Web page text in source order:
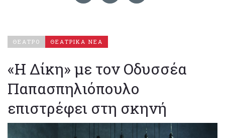
ΘΕΑΤΡΟ ΘΕΑΤΡΙΚΑ ΝΕΑ
«Η Δίκη» με τον Οδυσσέα
Παπασπηλιόπουλο
επιστρέφει στη σκηνή